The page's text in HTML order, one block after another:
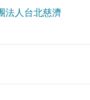
法人台北慈濟